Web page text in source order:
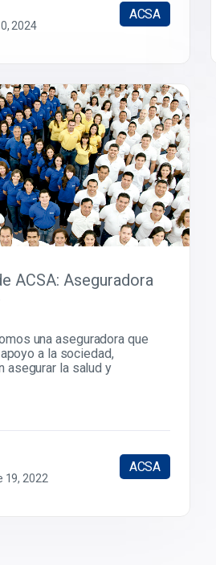
2024
ACSA
ACSA: Aseguradora
una aseguradora que
a la sociedad,
asegurar la salud y
19, 2022
ACSA